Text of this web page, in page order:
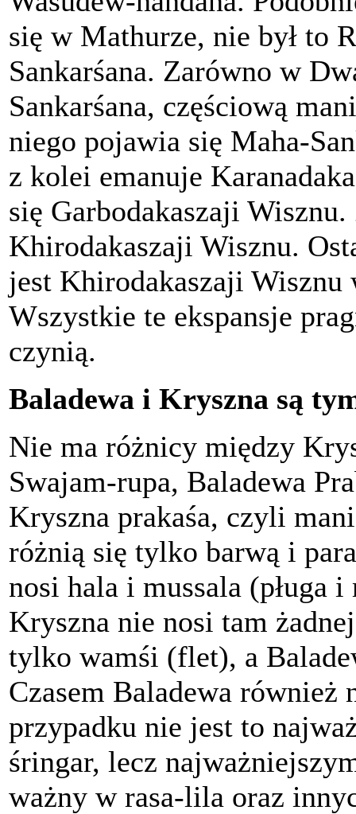
się w Mathurze, nie był to
Sankarśana. Zarówno w
Sankarśana, częściową
niego pojawia się Maha-
z kolei emanuje
się Garbodakaszaji
Khirodakaszaji Wisznu.
jest Khirodakaszaji Wisznu
Wszystkie te ekspansje
czynią.
Baladewa i Kryszna są
Nie ma różnicy między
Swajam-rupa, Baladewa
Kryszna prakaśa, czyli
różnią się tylko barwą i
nosi hala i mussala (pługa
Kryszna nie nosi tam
tylko wamśi (flet), a
Czasem Baladewa również
przypadku nie jest to
śringar, lecz
ważny w rasa-lila oraz